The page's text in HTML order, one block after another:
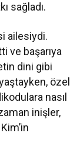
sağladı.
ailesiydi.
ve başarıya
dini gibi
özel
nasıl
inişler,